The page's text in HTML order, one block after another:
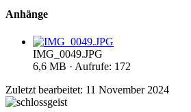
Anhänge
IMG_0049.JPG
6,6 MB · Aufrufe: 172
Zuletzt bearbeitet: 11 November 2024